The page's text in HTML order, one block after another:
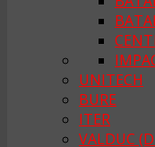
UNITECH
BURE
ITER
VALDUC